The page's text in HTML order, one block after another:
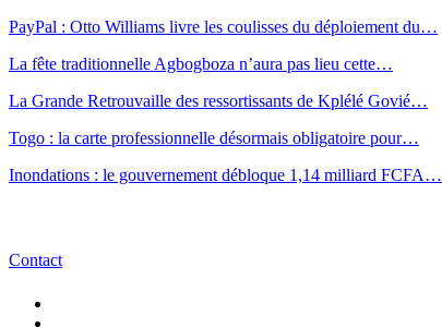
PayPal : Otto Williams livre les coulisses du déploiement du…
La fête traditionnelle Agbogboza n’aura pas lieu cette…
La Grande Retrouvaille des ressortissants de Kplélé Govié…
Togo : la carte professionnelle désormais obligatoire pour…
Inondations : le gouvernement débloque 1,14 milliard FCFA…
Contact